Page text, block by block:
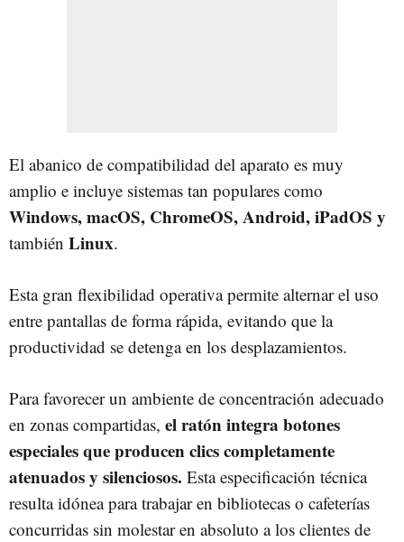
El abanico de compatibilidad del aparato es muy
amplio e incluye sistemas tan populares como
Windows, macOS, ChromeOS, Android, iPadOS y
también Linux.
Esta gran flexibilidad operativa permite alternar el uso
entre pantallas de forma rápida, evitando que la
productividad se detenga en los desplazamientos.
Para favorecer un ambiente de concentración adecuado
en zonas compartidas, el ratón integra botones
especiales que producen clics completamente
atenuados y silenciosos. Esta especificación técnica
resulta idónea para trabajar en bibliotecas o cafeterías
concurridas sin molestar en absoluto a los clientes de